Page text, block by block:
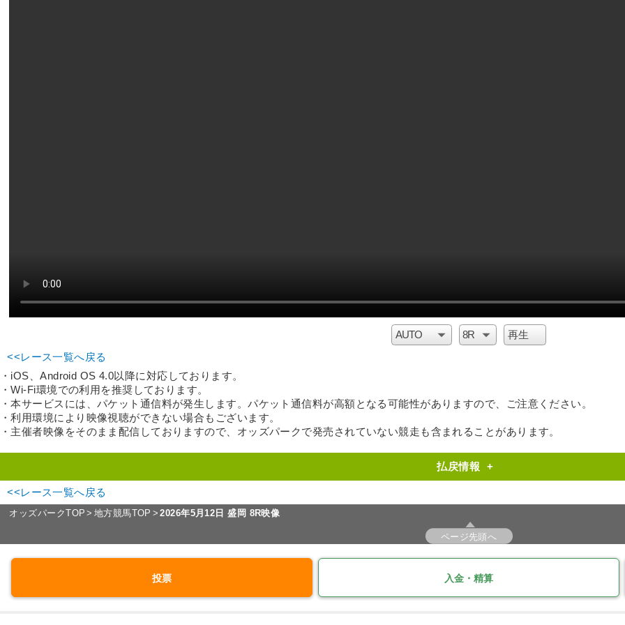
<<レース一覧へ戻る
・iOS、Android OS 4.0以降に対応しております。
・Wi-Fi環境での利用を推奨しております。
・本サービスには、パケット通信料が発生します。パケット通信料が高額となる可能性がありますので、ご注意ください。
・利用環境により映像視聴ができない場合もございます。
・主催者映像をそのまま配信しておりますので、オッズパークで発売されていない競走も含まれることがあります。
払戻情報 +
<<レース一覧へ戻る
オッズパークTOP 地方競馬TOP 2026年5月12日 盛岡 8R映像
ページ先頭へ
投票 入金・精算